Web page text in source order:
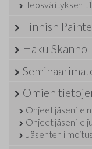
Teosvälityksen
Finnish
Haku
Omien
Ohjeet jäsenille
Ohjeet jäsenille
Jäsenten